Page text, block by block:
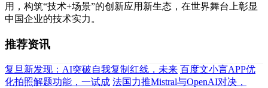
用，构筑“技术+场景”的创新应用新生态，在世界舞台上彰显
中国企业的技术实力。
推荐资讯
复旦新发现：AI突破自我复制红线，未来 百度文小言APP优
化拍照解题功能，一试成 法国力推Mistral与OpenAI对决，